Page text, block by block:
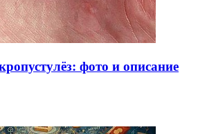
фото и описание